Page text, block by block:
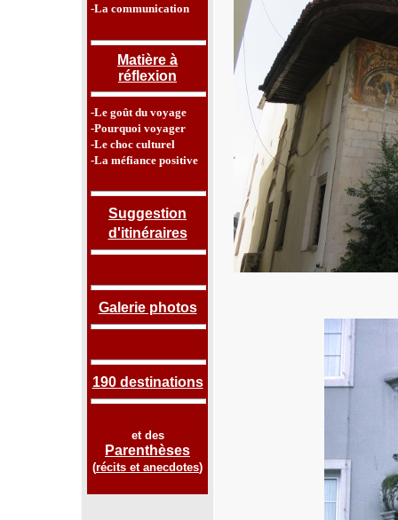
-La communication
Matière à
réflexion
-Le goût du voyage
-Pourquoi voyager
-Le choc culturel
-La méfiance positive
Suggestion
d'itinéraires
Galerie photos
190 destinations
et des
Parenthèses
(récits et anecdotes)